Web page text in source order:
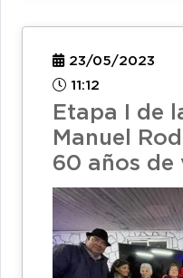
23/05/2023
11:12
Etapa I de
Manuel
60 años de